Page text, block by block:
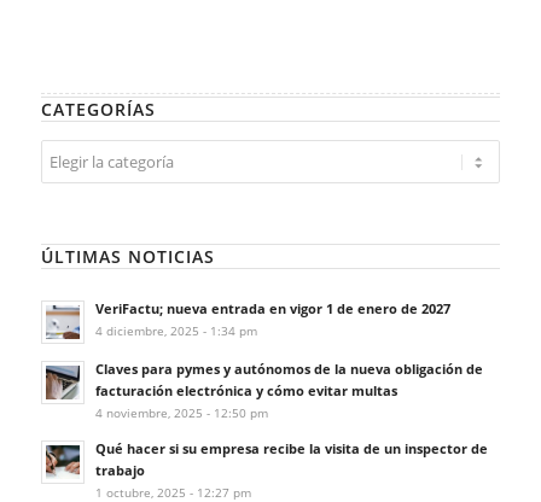
CATEGORÍAS
Categorías
ÚLTIMAS NOTICIAS
VeriFactu; nueva entrada en vigor 1 de enero de 2027
4 diciembre, 2025 - 1:34 pm
Claves para pymes y autónomos de la nueva obligación de
facturación electrónica y cómo evitar multas
4 noviembre, 2025 - 12:50 pm
Qué hacer si su empresa recibe la visita de un inspector de
trabajo
1 octubre, 2025 - 12:27 pm